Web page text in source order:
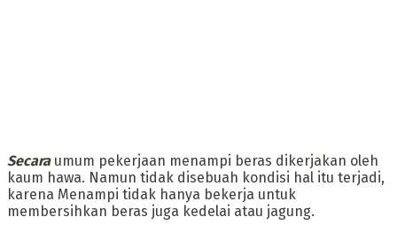
Secaraumum pekerjaan menampi beras dikerjakan oleh
kaum hawa. Namun tidak disebuah kondisi hal itu terjadi,
karena Menampi tidak hanya bekerja untuk
membersihkan beras juga kedelai atau jagung.